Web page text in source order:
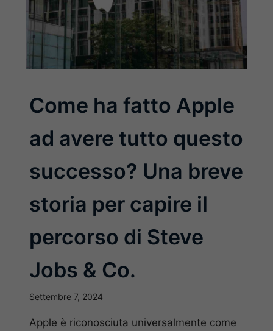
Come ha fatto Apple
ad avere tutto questo
successo? Una breve
storia per capire il
percorso di Steve
Jobs & Co.
Settembre 7, 2024
Apple è riconosciuta universalmente come